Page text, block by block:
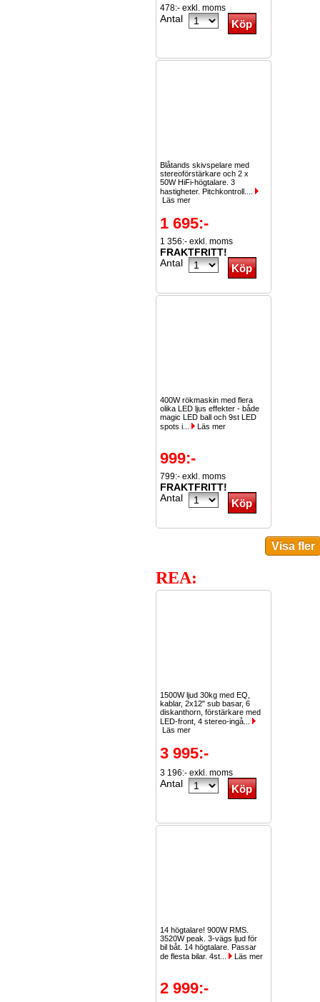
478:- exkl. moms
Antal
Blåtands skivspelare med
stereoförstärkare och 2 x
50W HiFi-högtalare. 3
hastigheter. Pitchkontroll....
Läs mer
1 695:-
1 356:- exkl. moms
FRAKTFRITT!
Antal
400W rökmaskin med flera
olika LED ljus effekter - både
magic LED ball och 9st LED
spots i...
Läs mer
999:-
799:- exkl. moms
FRAKTFRITT!
Antal
REA:
1500W ljud 30kg med EQ,
kablar, 2x12" sub basar, 6
diskanthorn, förstärkare med
LED-front, 4 stereo-ingå...
Läs mer
3 995:-
3 196:- exkl. moms
Antal
14 högtalare! 900W RMS.
3520W peak. 3-vägs ljud för
bil båt. 14 högtalare. Passar
de flesta bilar. 4st...
Läs mer
2 999:-